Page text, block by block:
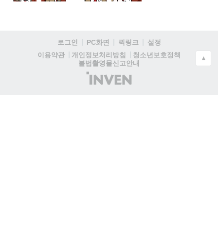
로그인 PC화면 퀵링크
설정
이용약관
개인정보처리방침
청소년보호정책
불법촬영물신고안내
(주)
인
▲